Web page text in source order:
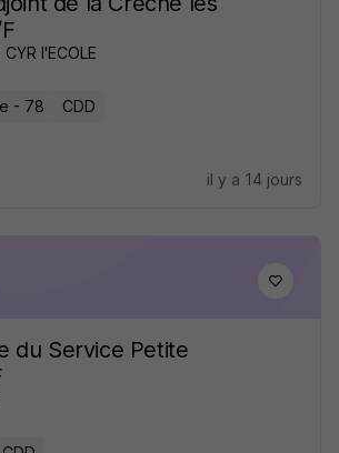
CYR l'ECOLE
- 78 CDD
il y a 14 jours
du Service Petite